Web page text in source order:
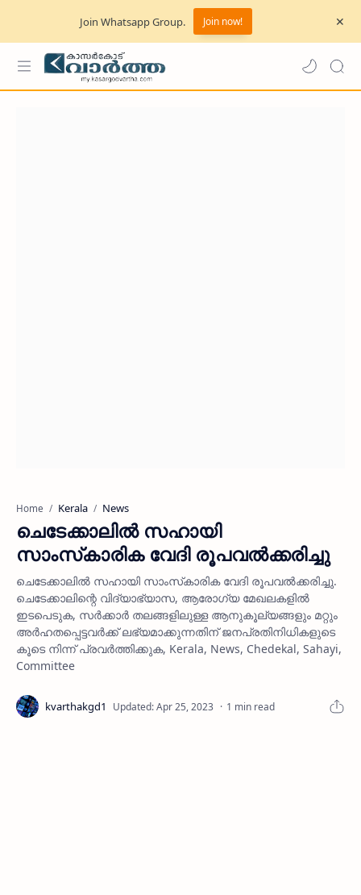
Join Whatsapp Group. Join now!
Home Kerala News
ചെടേക്കാലില്‍ സഹായി
സാംസ്‌കാരിക വേദി രൂപവല്‍ക്കരിച്ചു
ചെടേക്കാലില്‍ സഹായി സാംസ്‌കാരിക വേദി രൂപവല്‍ക്കരിച്ചു.
ചെടേക്കാലിന്റെ വിദ്യാഭ്യാസ, ആരോഗ്യ മേഖലകളില്‍
ഇടപെടുക, സര്‍ക്കാര്‍ തലങ്ങളിലുള്ള ആനുകൂല്യങ്ങളും മറ്റും
അര്‍ഹതപ്പെട്ടവര്‍ക്ക് ലഭ്യമാക്കുന്നതിന് ജനപ്രതിനിധികളുടെ
കൂടെ നിന്ന് പ്രവര്‍ത്തിക്കുക, Kerala, News, Chedekal, Sahayi,
Committee
1 min read